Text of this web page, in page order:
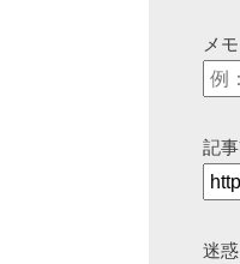
メモ
記
迷